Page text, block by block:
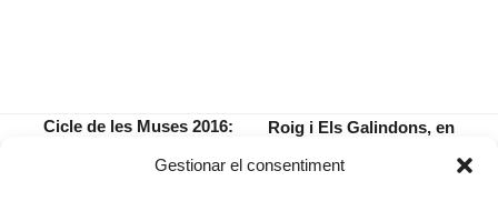
Gestionar el consentiment
Cicle de les Muses 2016:
next
Roig i Els Galindons, en